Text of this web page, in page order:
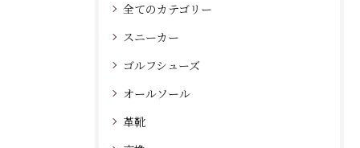
全てのカテゴリー
スニーカー
ゴルフシューズ
オールソール
革靴